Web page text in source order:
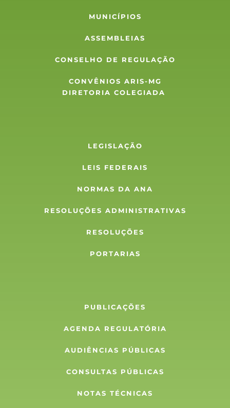
MUNICÍPIOS
ASSEMBLEIAS
CONSELHO DE REGULAÇÃO
CONVÊNIOS ARIS-MG
DIRETORIA COLEGIADA
LEGISLAÇÃO
LEIS FEDERAIS
NORMAS DA ANA
RESOLUÇÕES ADMINISTRATIVAS
RESOLUÇÕES
PORTARIAS
PUBLICAÇÕES
AGENDA REGULATÓRIA
AUDIÊNCIAS PÚBLICAS
CONSULTAS PÚBLICAS
NOTAS TÉCNICAS